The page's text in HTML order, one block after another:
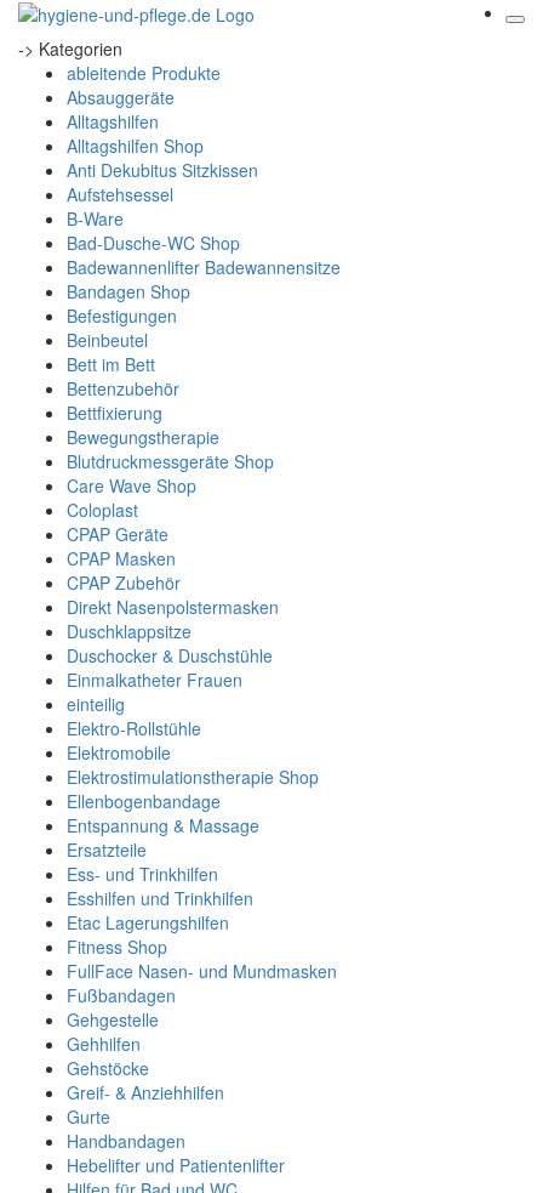
-> Kategorien
ableitende Produkte
Absauggeräte
Alltagshilfen
Alltagshilfen Shop
Anti Dekubitus Sitzkissen
Aufstehsessel
B-Ware
Bad-Dusche-WC Shop
Badewannenlifter Badewannensitze
Bandagen Shop
Befestigungen
Beinbeutel
Bett im Bett
Bettenzubehör
Bettfixierung
Bewegungstherapie
Blutdruckmessgeräte Shop
Care Wave Shop
Coloplast
CPAP Geräte
CPAP Masken
CPAP Zubehör
Direkt Nasenpolstermasken
Duschklappsitze
Duschocker & Duschstühle
Einmalkatheter Frauen
einteilig
Elektro-Rollstühle
Elektromobile
Elektrostimulationstherapie Shop
Ellenbogenbandage
Entspannung & Massage
Ersatzteile
Ess- und Trinkhilfen
Esshilfen und Trinkhilfen
Etac Lagerungshilfen
Fitness Shop
FullFace Nasen- und Mundmasken
Fußbandagen
Gehgestelle
Gehhilfen
Gehstöcke
Greif- & Anziehhilfen
Gurte
Handbandagen
Hebelifter und Patientenlifter